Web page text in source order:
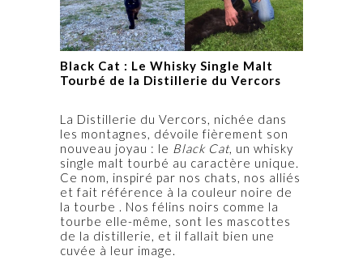
Black Cat : Le Whisky Single Malt
Tourbé de la Distillerie du Vercors
La Distillerie du Vercors, nichée dans
les montagnes, dévoile fièrement son
nouveau joyau : le Black Cat, un whisky
single malt tourbé au caractère unique.
Ce nom, inspiré par nos chats, nos alliés
et fait référence à la couleur noire de
la tourbe . Nos félins noirs comme la
tourbe elle-même, sont les mascottes
de la distillerie, et il fallait bien une
cuvée à leur image.